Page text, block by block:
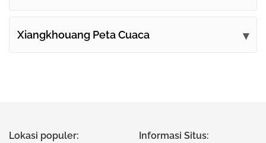
Xiangkhouang Peta Cuaca
Lokasi populer: Informasi Situs: